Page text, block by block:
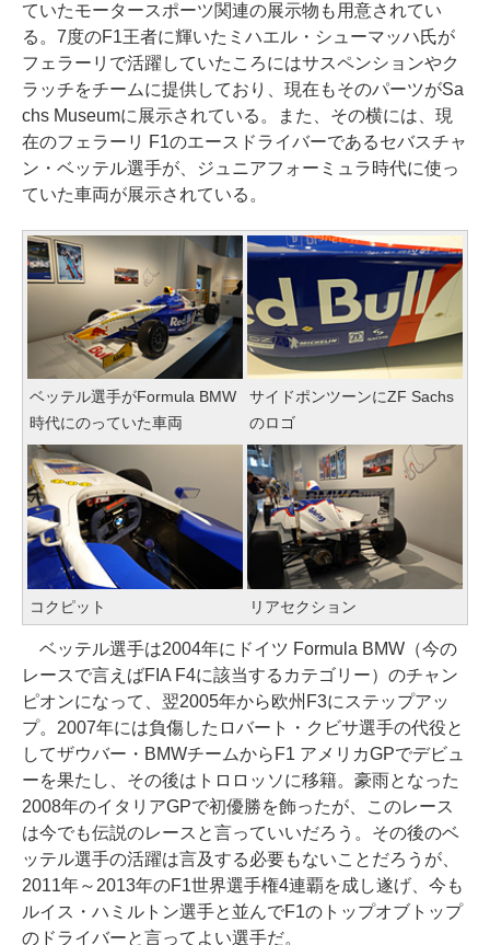
ていたモータースポーツ関連の展示物も用意されてい
る。7度のF1王者に輝いたミハエル・シューマッハ氏が
フェラーリで活躍していたころにはサスペンションやク
ラッチをチームに提供しており、現在もそのパーツがSa
chs Museumに展示されている。また、その横には、現
在のフェラーリ F1のエースドライバーであるセバスチャ
ン・ベッテル選手が、ジュニアフォーミュラ時代に使っ
ていた車両が展示されている。
ベッテル選手がFormula BMW
時代にのっていた車両
サイドポンツーンにZF Sachs
のロゴ
コクピット リアセクション
ベッテル選手は2004年にドイツ Formula BMW（今の
レースで言えばFIA F4に該当するカテゴリー）のチャン
ピオンになって、翌2005年から欧州F3にステップアッ
プ。2007年には負傷したロバート・クビサ選手の代役と
してザウバー・BMWチームからF1 アメリカGPでデビュ
ーを果たし、その後はトロロッソに移籍。豪雨となった
2008年のイタリアGPで初優勝を飾ったが、このレース
は今でも伝説のレースと言っていいだろう。その後のベ
ッテル選手の活躍は言及する必要もないことだろうが、
2011年～2013年のF1世界選手権4連覇を成し遂げ、今も
ルイス・ハミルトン選手と並んでF1のトップオブトップ
のドライバーと言ってよい選手だ。